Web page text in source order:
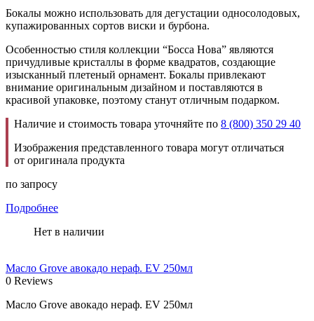
Бокалы можно использовать для дегустации односолодовых,
купажированных сортов виски и бурбона.
Особенностью стиля коллекции “Босса Нова” являются
причудливые кристаллы в форме квадратов, создающие
изысканный плетеный орнамент. Бокалы привлекают
внимание оригинальным дизайном и поставляются в
красивой упаковке, поэтому станут отличным подарком.
Наличие и стоимость товара уточняйте по 8 (800) 350 29 40
Изображения представленного товара могут отличаться
от оригинала продукта
по запросу
Подробнее
Нет в наличии
Масло Grove авокадо нераф. EV 250мл
0 Reviews
Масло Grove авокадо нераф. EV 250мл